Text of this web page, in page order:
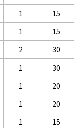
1
15
1 15
2
30
1
30
1
20
1
20
1
15